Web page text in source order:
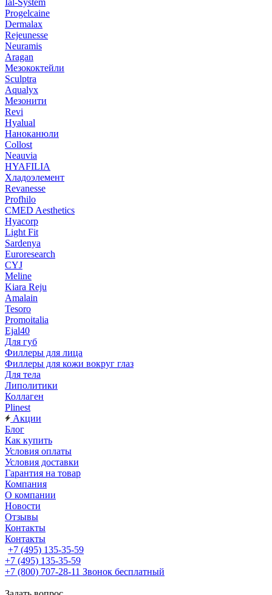
Ial-System
Progelcaine
Dermalax
Rejeunesse
Neuramis
Aragan
Мезококтейли
Sculptra
Aqualyx
Мезонити
Revi
Hyalual
Наноканюли
Collost
Neauvia
HYAFILIA
Хладоэлемент
Revanesse
Profhilo
CMED Aesthetics
Hyacorp
Light Fit
Sardenya
Euroresearch
CYJ
Meline
Kiara Reju
Amalain
Tesoro
Promoitalia
Ejal40
Для губ
Филлеры для лица
Филлеры для кожи вокруг глаз
Для тела
Липолитики
Коллаген
Plinest
Акции
Блог
Как купить
Условия оплаты
Условия доставки
Гарантия на товар
Компания
О компании
Новости
Отзывы
Контакты
Контакты
+7 (495) 135-35-59
+7 (495) 135-35-59
+7 (800) 707-28-11 Звонок бесплатный